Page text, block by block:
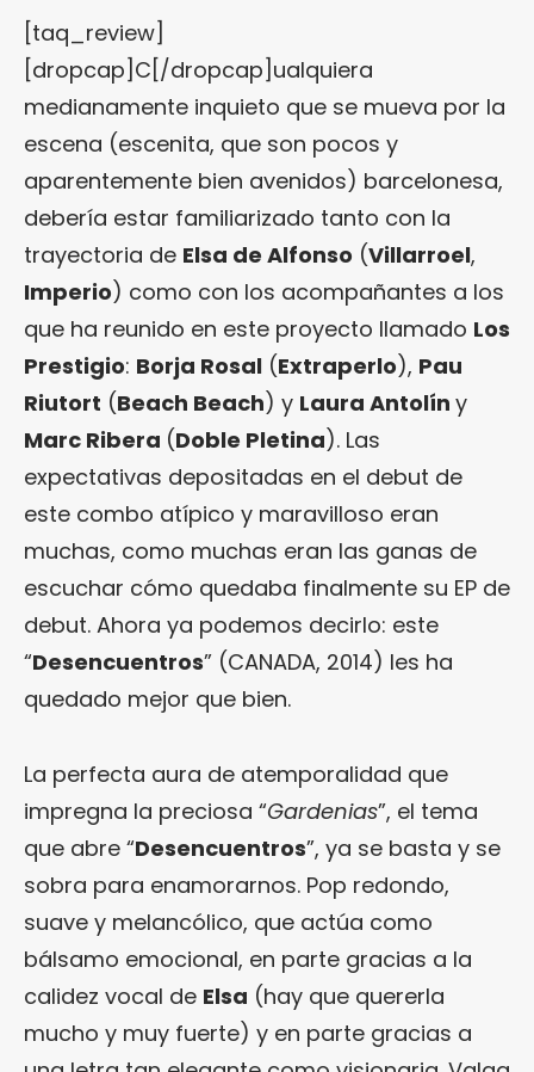
[taq_review]
[dropcap]C[/dropcap]ualquiera
medianamente inquieto que se mueva por la
escena (escenita, que son pocos y
aparentemente bien avenidos) barcelonesa,
debería estar familiarizado tanto con la
trayectoria de Elsa de Alfonso (Villarroel,
Imperio) como con los acompañantes a los
que ha reunido en este proyecto llamado Los
Prestigio: Borja Rosal (Extraperlo), Pau
Riutort (Beach Beach) y Laura Antolín y
Marc Ribera (Doble Pletina). Las
expectativas depositadas en el debut de
este combo atípico y maravilloso eran
muchas, como muchas eran las ganas de
escuchar cómo quedaba finalmente su EP de
debut. Ahora ya podemos decirlo: este
“Desencuentros” (CANADA, 2014) les ha
quedado mejor que bien.
La perfecta aura de atemporalidad que
impregna la preciosa “Gardenias”, el tema
que abre “Desencuentros”, ya se basta y se
sobra para enamorarnos. Pop redondo,
suave y melancólico, que actúa como
bálsamo emocional, en parte gracias a la
calidez vocal de Elsa (hay que quererla
mucho y muy fuerte) y en parte gracias a